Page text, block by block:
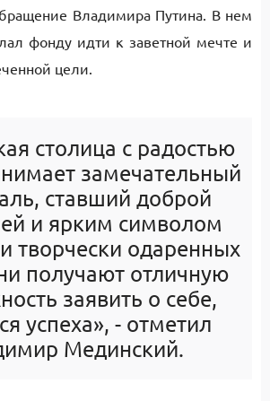
Владимира Путина. В нем
фонду идти к заветной мечте и
цели.
столица с радостью
замечательный
ставший доброй
и ярким символом
творчески одаренных
получают отличную
заявить о себе,
успеха», - отметил
Мединский.